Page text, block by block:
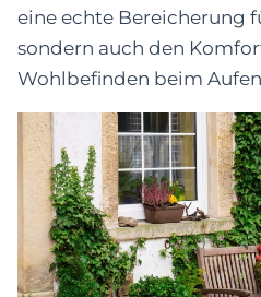
eine echte Bereicherung
sondern auch den
Wohlbefinden beim